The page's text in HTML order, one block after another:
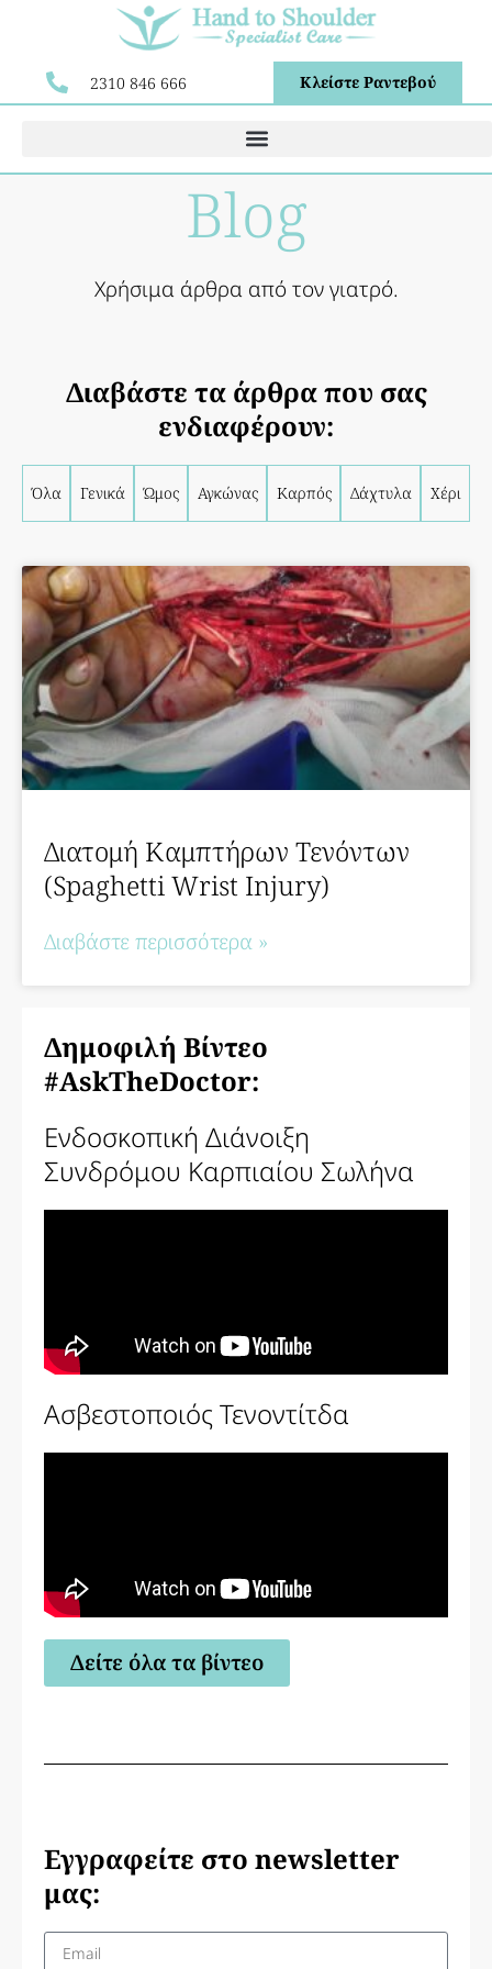
2310 846 666 Κλείστε Ραντεβού
Blog
Χρήσιμα άρθρα από τον γιατρό.
Διαβάστε τα άρθρα που σας
ενδιαφέρουν:
Όλα Γενικά Ώμος Αγκώνας Καρπός Δάχτυλα Χέρι
Διατομή Καμπτήρων Τενόντων
(Spaghetti Wrist Injury)
Διαβάστε περισσότερα »
Δημοφιλή Βίντεο
#AskTheDoctor:
Ενδοσκοπική Διάνοιξη
Συνδρόμου Καρπιαίου Σωλήνα
Ασβεστοποιός Τενοντίτδα
Δείτε όλα τα βίντεο
Εγγραφείτε στο newsletter
μας: